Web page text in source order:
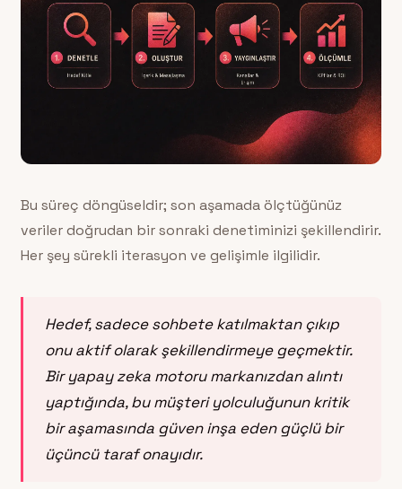
Bu süreç döngüseldir; son aşamada ölçtüğünüz
veriler doğrudan bir sonraki denetiminizi şekillendirir.
Her şey sürekli iterasyon ve gelişimle ilgilidir.
Hedef, sadece sohbete katılmaktan çıkıp
onu aktif olarak şekillendirmeye geçmektir.
Bir yapay zeka motoru markanızdan alıntı
yaptığında, bu müşteri yolculuğunun kritik
bir aşamasında güven inşa eden güçlü bir
üçüncü taraf onayıdır.